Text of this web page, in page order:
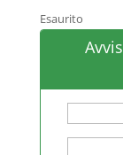
Esaurito